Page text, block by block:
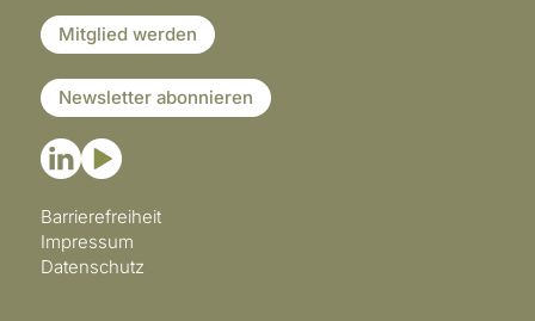
Mitglied werden
Newsletter abonnieren
Barrierefreiheit
Impressum
Datenschutz